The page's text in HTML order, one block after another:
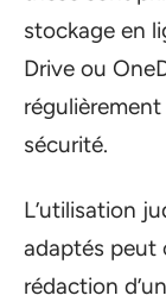
stockage en
Drive ou
sécurité.
L’utilisation
adaptés peut
rédaction